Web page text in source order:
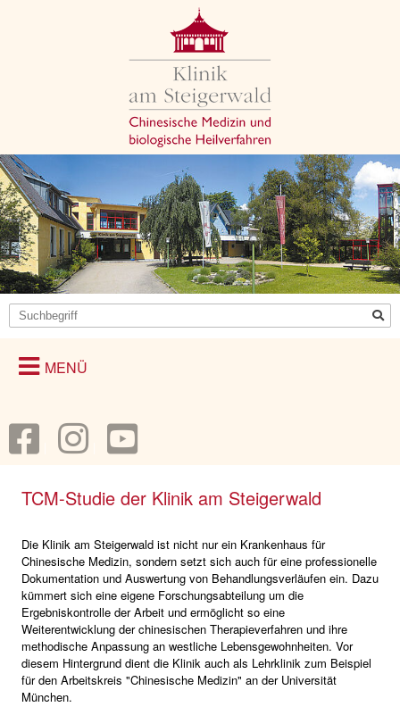
TCM-Studie der Klinik am Steigerwald
Die Klinik am Steigerwald ist nicht nur ein Krankenhaus für
Chinesische Medizin, sondern setzt sich auch für eine professionelle
Dokumentation und Auswertung von Behandlungsverläufen ein. Dazu
kümmert sich eine eigene Forschungsabteilung um die
Ergebniskontrolle der Arbeit und ermöglicht so eine
Weiterentwicklung der chinesischen Therapieverfahren und ihre
methodische Anpassung an westliche Lebensgewohnheiten. Vor
diesem Hintergrund dient die Klinik auch als Lehrklinik zum Beispiel
für den Arbeitskreis "Chinesische Medizin" an der Universität
München.